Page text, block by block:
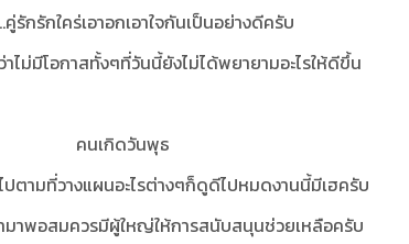
รักรักใคร่เอาอกเอาใจกันเป็นอย่างดีครับ
าไม่มีโอกาสทั้งๆที่วันนี้ยังไม่ได้พยายามอะไรให้ดีขึ้น
คนเกิดวันพุธ
ปตามที่วางแผนอะไรต่างๆก็ดูดีไปหมดงานนี้มีเฮครับ
ามาพอสมควรมีผู้ใหญ่ให้การสนับสนุนช่วยเหลือครับ